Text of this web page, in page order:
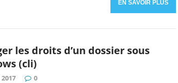
EN SAVOIR PLUS
les droits d’un dossier sous
(cli)
0